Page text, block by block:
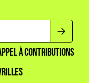
À CONTRIBUTIONS